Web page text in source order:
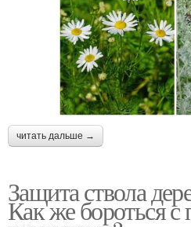
читать дальше →
Защита ствола
Как же бороться